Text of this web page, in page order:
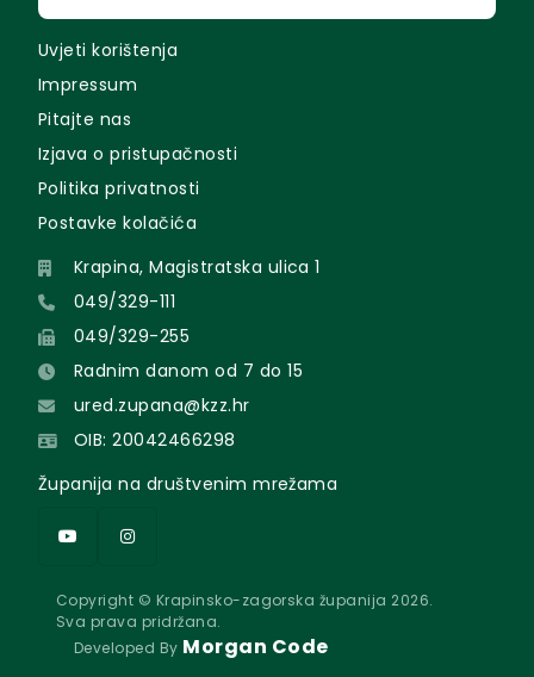
Uvjeti korištenja
Impressum
Pitajte nas
Izjava o pristupačnosti
Politika privatnosti
Postavke kolačića
Krapina, Magistratska ulica 1
049/329-111
049/329-255
Radnim danom od 7 do 15
ured.zupana@kzz.hr
OIB: 20042466298
Županija na društvenim mrežama
Copyright © Krapinsko-zagorska županija 2026.
Sva prava pridržana.
Developed By Morgan Code